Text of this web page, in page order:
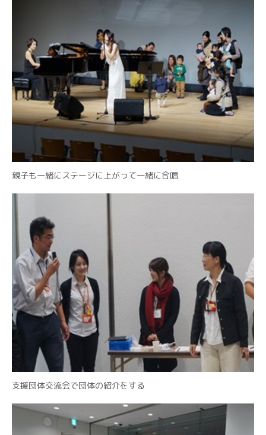
親子も一緒にステージに上がって一緒に合唱
支援団体交流会で団体の紹介をする